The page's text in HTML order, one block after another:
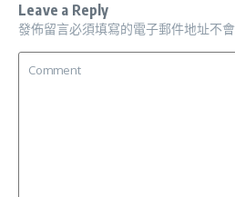
Leave a Reply
發佈留言必須填寫的電子郵件地址不會